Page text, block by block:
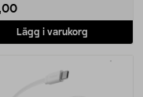
Lägg i varukorg